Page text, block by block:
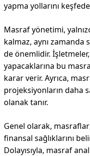
yapma yollarını
Masraf yönetimi,
kalmaz, aynı
de önemlidir.
yapacaklarına bu
karar verir. Ayrıca,
projeksiyonların daha
olanak tanır.
Genel olarak,
finansal sağlıklarını
Dolayısıyla, masraf